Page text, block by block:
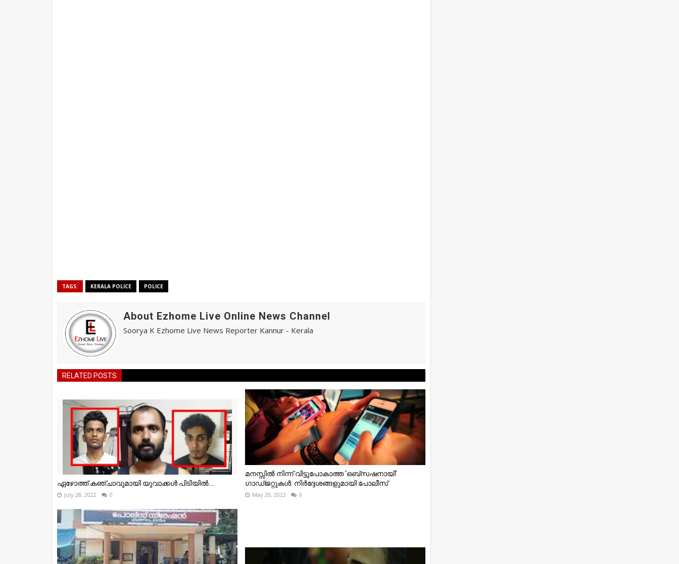
TAGS: KERALA POLICE POLICE
About Ezhome Live Online News Channel
Soorya K Ezhome Live News Reporter Kannur - Kerala
RELATED POSTS
ഏഴോത്ത് കഞ്ചാവുമായി യുവാക്കൾ പിടിയിൽ....
July 28, 2022 0
മനസ്സിൽ നിന്ന് വിട്ടുപോകാത്ത ‘ഒബ്സഷനായി’
ഗാഡ്ജറ്റുകൾ: നിർദ്ദേശങ്ങളുമായി പോലീസ്
May 20, 2022 0